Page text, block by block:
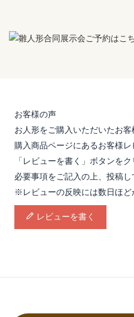
お客様の声
お人形をご購入いただいたお
購入商品ページにあるお客様
「レビューを書く」ボタンをク
必要事項をご記入の上、投稿し
※レビューの反映には数日ほど
レビューを書く